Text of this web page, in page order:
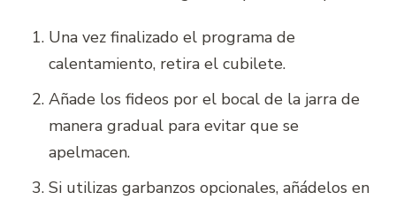
Una vez finalizado el programa de
calentamiento, retira el cubilete.
Añade los fideos por el bocal de la jarra de
manera gradual para evitar que se
apelmacen.
Si utilizas garbanzos opcionales, añádelos en